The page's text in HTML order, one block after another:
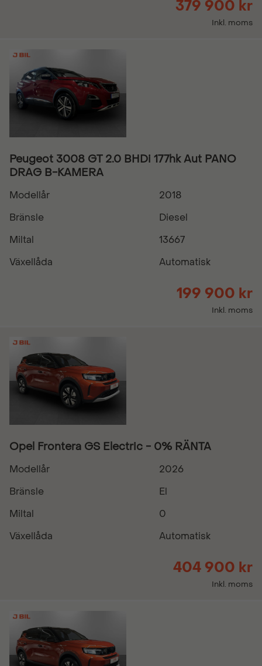
379 900 kr
Inkl. moms
Peugeot 3008 GT 2.0 BHDi 177hk Aut PANO
DRAG B-KAMERA
Modellår
2018
Bränsle
Diesel
Miltal
13667
Växellåda
Automatisk
199 900 kr
Inkl. moms
Opel Frontera GS Electric - 0% RÄNTA
Modellår
2026
Bränsle
El
Miltal
0
Växellåda
Automatisk
404 900 kr
Inkl. moms